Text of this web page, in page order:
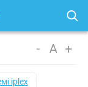
- A +
iplex